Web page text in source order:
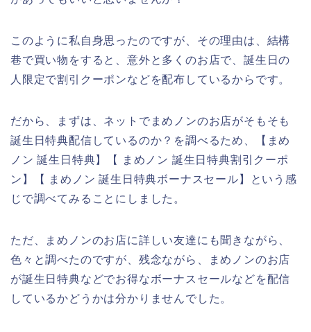
このように私自身思ったのですが、その理由は、結構
巷で買い物をすると、意外と多くのお店で、誕生日の
人限定で割引クーポンなどを配布しているからです。
だから、まずは、ネットでまめノンのお店がそもそも
誕生日特典配信しているのか？を調べるため、【まめ
ノン 誕生日特典】【 まめノン 誕生日特典割引クーポ
ン】【 まめノン 誕生日特典ボーナスセール】という感
じで調べてみることにしました。
ただ、まめノンのお店に詳しい友達にも聞きながら、
色々と調べたのですが、残念ながら、まめノンのお店
が誕生日特典などでお得なボーナスセールなどを配信
しているかどうかは分かりませんでした。